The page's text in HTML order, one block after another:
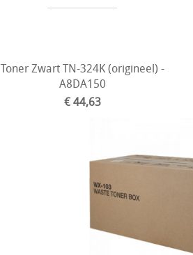
Toner Zwart TN-324K (origineel) -
A8DA150
€ 44,63